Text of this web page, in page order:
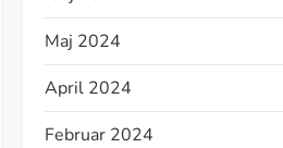
Maj 2024
April 2024
Februar 2024